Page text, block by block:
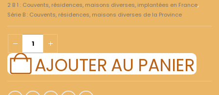
2 B 1 : Couvents, résidences, maisons diverses, implantées en France,
Série B : Couvents, résidences, maisons diverses de la Province
AJOUTER AU PANIER